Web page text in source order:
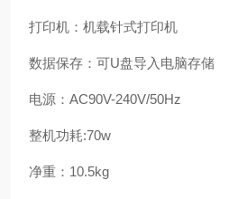
打印机：机载针式打印机
数据保存：可U盘导入电脑存储
电源：AC90V-240V/50Hz
整机功耗:70w
净重：10.5kg